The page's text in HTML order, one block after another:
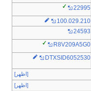
22995
100.029.210
24593
R8V209A5G0
DTXSID6052530
[اظهر]
[اظهر]